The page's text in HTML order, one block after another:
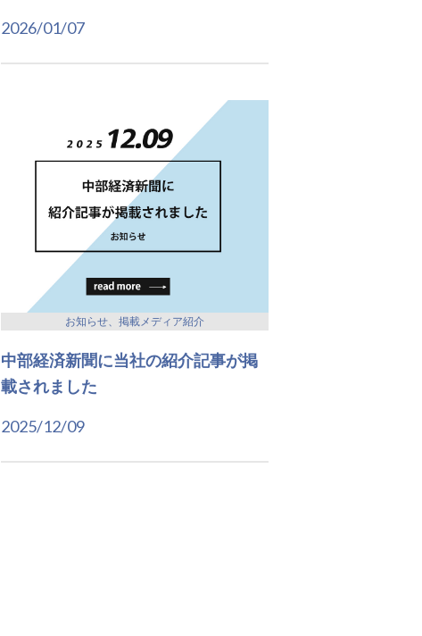
2026/01/07
お知らせ、掲載メディア紹介
中部経済新聞に当社の紹介記事が掲
載されました
2025/12/09